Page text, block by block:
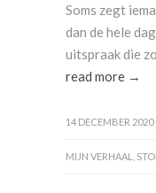
Soms zegt
dan de hele
uitspraak die
read more →
14 DECEMBER 2020
MIJN VERHAAL